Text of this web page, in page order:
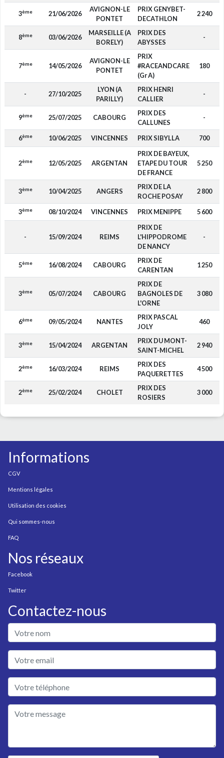
3ème 21/06/2026
AVIGNON-LE
PONTET
PRIX GENYBET-
DECATHLON
2 240
8ème 03/06/2026
MARSEILLE (A
BORELY)
PRIX DES
ABYSSES
-
7ème 14/05/2026
AVIGNON-LE
PONTET
PRIX
#RACEANDCARE
(Gr A)
180
- 27/10/2025
LYON (A
PARILLY)
PRIX HENRI
CALLIER
-
9ème 25/07/2025 CABOURG
PRIX DES
CALLUNES
-
6ème 10/06/2025 VINCENNES PRIX SIBYLLA 700
2ème 12/05/2025 ARGENTAN
PRIX DE BAYEUX,
ETAPE DU TOUR
DE FRANCE
5 250
3ème 10/04/2025 ANGERS
PRIX DE LA
ROCHE POSAY
2 800
3ème 08/10/2024 VINCENNES PRIX MENIPPE 5 600
- 15/09/2024 REIMS
PRIX DE
L'HIPPODROME
DE NANCY
-
5ème 16/08/2024 CABOURG
PRIX DE
CARENTAN
1 250
3ème 05/07/2024 CABOURG
PRIX DE
BAGNOLES DE
L'ORNE
3 080
6ème 09/05/2024 NANTES
PRIX PASCAL
JOLY
460
3ème 15/04/2024 ARGENTAN
PRIX DU MONT-
SAINT-MICHEL
2 940
2ème 16/03/2024 REIMS
PRIX DES
PAQUERETTES
4 500
2ème 25/02/2024 CHOLET
PRIX DES
ROSIERS
3 000
Informations
CGV
Mentions légales
Utilisation des cookies
Qui sommes-nous
FAQ
Nos réseaux
Facebook
Twitter
Contactez-nous